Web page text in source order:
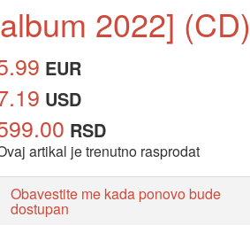
2022] (CD)
EUR
USD
RSD
artikal je trenutno rasprodat
Obavestite me kada ponovo bude
dostupan